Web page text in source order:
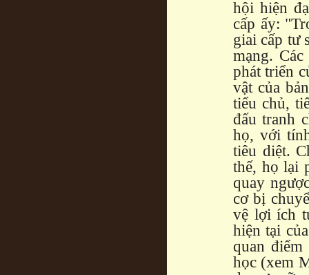
hội hiện
cấp ấy:
giai cấp tư
mạng.
phát triển
vật của
tiểu chủ,
đấu tranh
họ, với
tiêu diệt.
thế, họ lại
quay
cơ bị
vệ lợi ích
hiện tại
quan
học (xem